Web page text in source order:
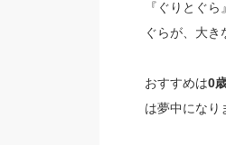
『ぐりとぐ
ぐらが、大き
おすすめは0
は夢中になり